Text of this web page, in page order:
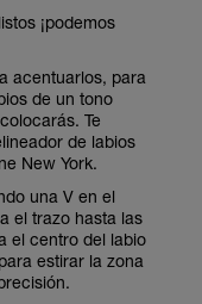
¡podemos
acentuarlos, para
de un tono
Te
de labios
New York.
una V en el
el trazo hasta las
el centro del labio
estirar la zona